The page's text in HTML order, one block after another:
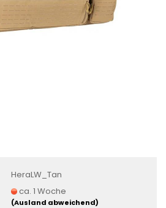
HeraLW_Tan
ca. 1 Woche
(Ausland abweichend)